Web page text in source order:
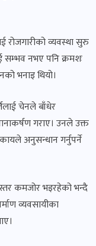
रोजगारीको व्यवस्था सुरु
नभए पनि क्रमशः
भनाइ थियो।
चेनले बाँधेर
गराए। उनले उक्त
अनुसन्धान गर्नुपर्ने
कमजोर भइरहेको भन्दै
व्यवसायीका